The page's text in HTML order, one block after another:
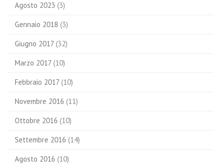
Agosto 2023 (3)
Gennaio 2018 (3)
Giugno 2017 (32)
Marzo 2017 (10)
Febbraio 2017 (10)
Novembre 2016 (11)
Ottobre 2016 (10)
Settembre 2016 (14)
Agosto 2016 (10)